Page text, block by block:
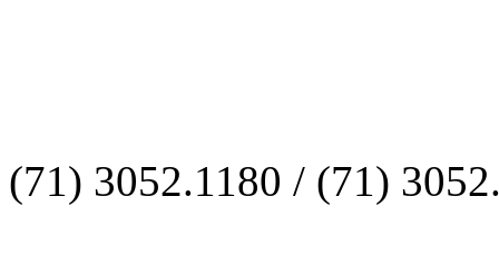
(71) 3052.1180 / (71)